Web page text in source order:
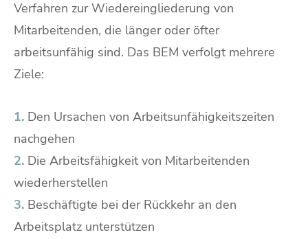
Verfahren zur Wiedereingliederung von
Mitarbeitenden, die länger oder öfter
arbeitsunfähig sind. Das BEM verfolgt mehrere
Ziele:
1. Den Ursachen von Arbeitsunfähigkeitszeiten
nachgehen
2. Die Arbeitsfähigkeit von Mitarbeitenden
wiederherstellen
3. Beschäftigte bei der Rückkehr an den
Arbeitsplatz unterstützen